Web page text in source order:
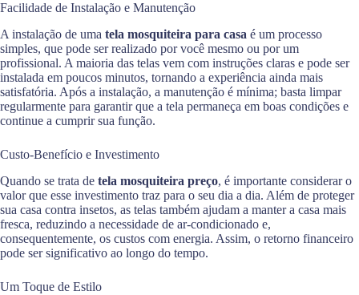
Facilidade de Instalação e Manutenção
A instalação de uma tela mosquiteira para casa é um processo
simples, que pode ser realizado por você mesmo ou por um
profissional. A maioria das telas vem com instruções claras e pode ser
instalada em poucos minutos, tornando a experiência ainda mais
satisfatória. Após a instalação, a manutenção é mínima; basta limpar
regularmente para garantir que a tela permaneça em boas condições e
continue a cumprir sua função.
Custo-Benefício e Investimento
Quando se trata de tela mosquiteira preço, é importante considerar o
valor que esse investimento traz para o seu dia a dia. Além de proteger
sua casa contra insetos, as telas também ajudam a manter a casa mais
fresca, reduzindo a necessidade de ar-condicionado e,
consequentemente, os custos com energia. Assim, o retorno financeiro
pode ser significativo ao longo do tempo.
Um Toque de Estilo